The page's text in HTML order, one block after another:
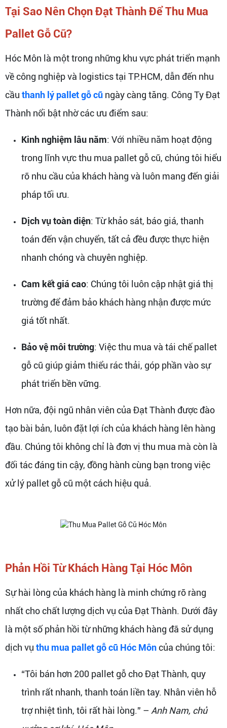
Tại Sao Nên Chọn Đạt Thành Để Thu Mua
Pallet Gỗ Cũ?
Hóc Môn là một trong những khu vực phát triển mạnh
về công nghiệp và logistics tại TP.HCM, dẫn đến nhu
cầu thanh lý pallet gỗ cũ ngày càng tăng. Công Ty Đạt
Thành nổi bật nhờ các ưu điểm sau:
Kinh nghiệm lâu năm: Với nhiều năm hoạt động
trong lĩnh vực thu mua pallet gỗ cũ, chúng tôi hiểu
rõ nhu cầu của khách hàng và luôn mang đến giải
pháp tối ưu.
Dịch vụ toàn diện: Từ khảo sát, báo giá, thanh
toán đến vận chuyển, tất cả đều được thực hiện
nhanh chóng và chuyên nghiệp.
Cam kết giá cao: Chúng tôi luôn cập nhật giá thị
trường để đảm bảo khách hàng nhận được mức
giá tốt nhất.
Bảo vệ môi trường: Việc thu mua và tái chế pallet
gỗ cũ giúp giảm thiểu rác thải, góp phần vào sự
phát triển bền vững.
Hơn nữa, đội ngũ nhân viên của Đạt Thành được đào
tạo bài bản, luôn đặt lợi ích của khách hàng lên hàng
đầu. Chúng tôi không chỉ là đơn vị thu mua mà còn là
đối tác đáng tin cậy, đồng hành cùng bạn trong việc
xử lý pallet gỗ cũ một cách hiệu quả.
Phản Hồi Từ Khách Hàng Tại Hóc Môn
Sự hài lòng của khách hàng là minh chứng rõ ràng
nhất cho chất lượng dịch vụ của Đạt Thành. Dưới đây
là một số phản hồi từ những khách hàng đã sử dụng
dịch vụ thu mua pallet gỗ cũ Hóc Môncủa chúng tôi:
“Tôi bán hơn 200 pallet gỗ cho Đạt Thành, quy
trình rất nhanh, thanh toán liền tay. Nhân viên hỗ
trợ nhiệt tình, tôi rất hài lòng.” – Anh Nam, chủ